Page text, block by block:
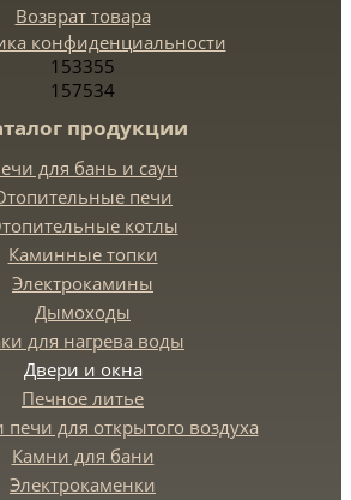
Возврат товара
конфиденциальности
153355
157534
продукции
для бань и саун
печи
котлы
Каминные топки
Электрокамины
Дымоходы
для нагрева воды
Двери и окна
Печное литье
для открытого воздуха
Камни для бани
Электрокаменки